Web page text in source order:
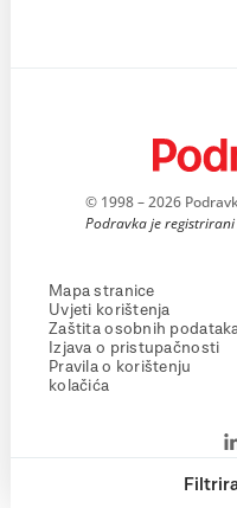
© 1998 – 2026
Podravka je registrirani
Mapa stranice
Uvjeti korištenja
Zaštita osobnih podataka
Izjava o pristupačnosti
Pravila o korištenju
kolačića